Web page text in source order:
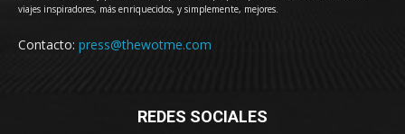
viajes inspiradores, más enriquecidos, y simplemente, mejores.
Contacto: press@thewotme.com
REDES SOCIALES